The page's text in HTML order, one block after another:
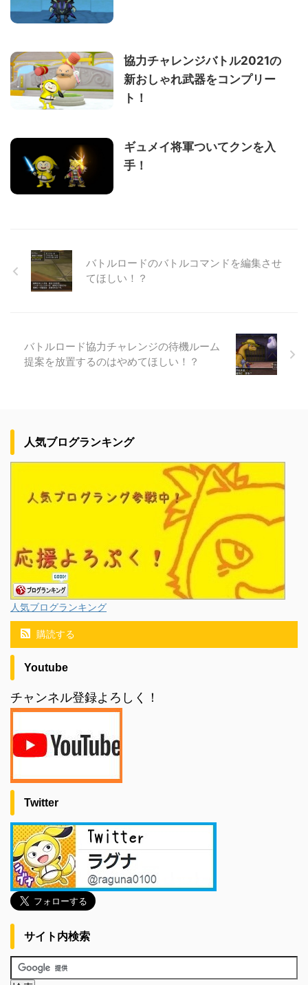
協力チャレンジバトル2021の
新おしゃれ武器をコンプリー
ト！
ギュメイ将軍ついてクンを入
手！
バトルロードのバトルコマンドを編集させ
てほしい！？
バトルロード協力チャレンジの待機ルーム
提案を放置するのはやめてほしい！？
人気ブログランキング
人気ブログランキング
購読する
Youtube
チャンネル登録よろしく！
Twitter
サイト内検索